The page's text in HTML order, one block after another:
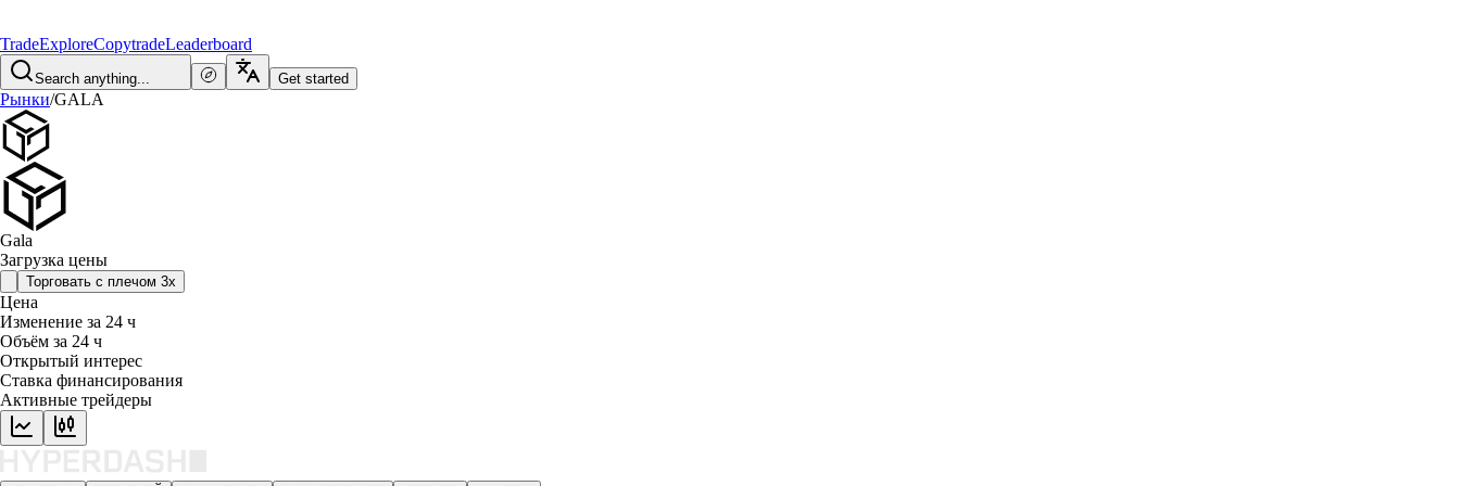
TradeExploreCopytradeLeaderboard
Search anything... Get started
Рынки/GALA
Gala
Загрузка цены
Торговать с плечом 3x
Цена
Изменение за 24 ч
Объём за 24 ч
Открытый интерес
Ставка финансирования
Активные трейдеры